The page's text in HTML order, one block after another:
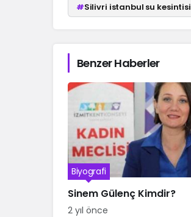
#Silivri istanbul su kesintisi
Benzer Haberler
Sinem Gülenç Kimdir?
Biyografi
2 yıl önce